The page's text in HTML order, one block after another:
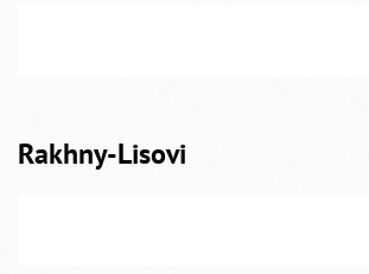
Rakhny-Lisovi